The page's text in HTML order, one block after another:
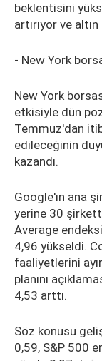
beklentisini
artırıyor ve
- New York
New York
etkisiyle dün
Temmuz'dan
edileceğinin
kazandı.
Google'ın ana
yerine 30
Average
4,96 yükseldi.
faaliyetlerini
planını
4,53 arttı.
Söz konusu
0,59, S&P 500